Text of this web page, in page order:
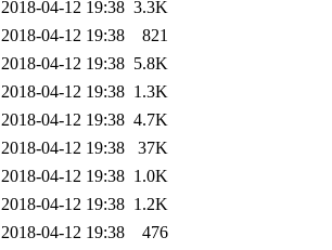
2018-04-12 19:38 3.3K
2018-04-12 19:38
821
2018-04-12 19:38 5.8K
2018-04-12 19:38 1.3K
2018-04-12 19:38 4.7K
2018-04-12 19:38
37K
2018-04-12 19:38 1.0K
2018-04-12 19:38 1.2K
2018-04-12 19:38
476